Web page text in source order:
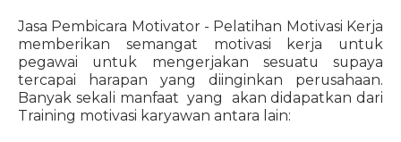
Jasa Pembicara Motivator - Pelatihan Motivasi Kerja
memberikan semangat motivasi kerja untuk
pegawai untuk mengerjakan sesuatu supaya
tercapai harapan yang diinginkan perusahaan.
Banyak sekali manfaat yang akan didapatkan dari
Training motivasi karyawan antara lain: